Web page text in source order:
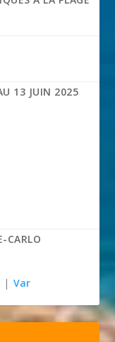
13 JUIN 2025
CARLO
| Var